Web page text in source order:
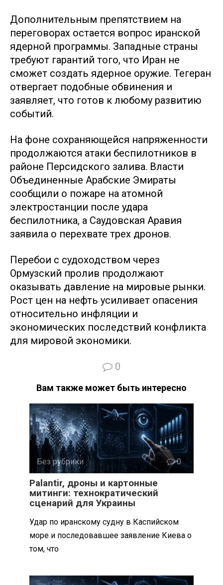
Дополнительным препятствием на
переговорах остается вопрос иранской
ядерной программы. Западные страны
требуют гарантий того, что Иран не
сможет создать ядерное оружие. Тегеран
отвергает подобные обвинения и
заявляет, что готов к любому развитию
событий.
На фоне сохраняющейся напряженности
продолжаются атаки беспилотников в
районе Персидского залива. Власти
Объединенные Арабские Эмираты
сообщили о пожаре на атомной
электростанции после удара
беспилотника, а Саудовская Аравия
заявила о перехвате трех дронов.
Перебои с судоходством через
Ормузский пролив продолжают
оказывать давление на мировые рынки.
Рост цен на нефть усиливает опасения
относительно инфляции и
экономических последствий конфликта
для мировой экономики.
0
Вам также может быть интересно
Без рубрики 0
Palantir, дроны и картонные
митинги: технократический
сценарий для Украины
Удар по иранскому судну в Каспийском
море и последовавшее заявление Киева о
том, что